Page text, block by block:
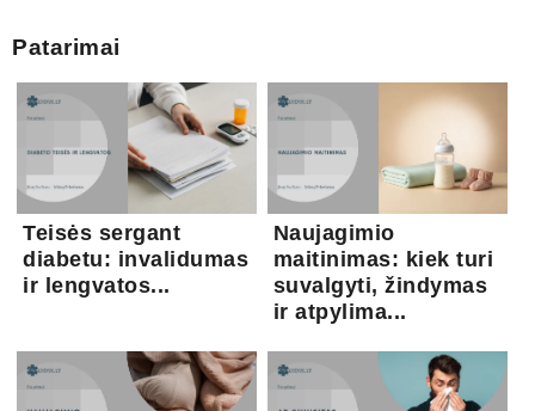
Patarimai
Teisės sergant
diabetu: invalidumas
ir lengvatos...
Naujagimio
maitinimas: kiek turi
suvalgyti, žindymas
ir atpylima...